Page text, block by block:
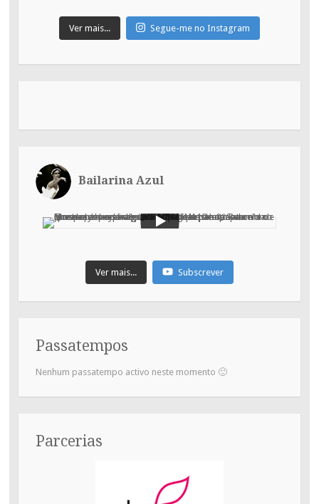
Ver mais... Segue-me no Instagram
Bailarina Azul
Ver mais... Subscrever
Passatempos
Nenhum passatempo activo neste momento 🙂
Parcerias